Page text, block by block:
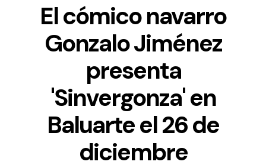
El cómico navarro
Gonzalo Jiménez
presenta
'Sinvergonza' en
Baluarte el 26 de
diciembre